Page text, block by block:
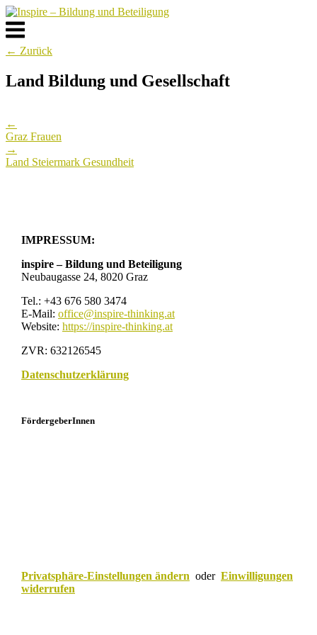
Skip
to
content
Menu
← Zurück
Land Bildung und Gesellschaft
navigation
←
Graz Frauen
→
Land Steiermark Gesundheit
IMPRESSUM:
inspire – Bildung und Beteiligung
Neubaugasse 24, 8020 Graz
Tel.: +43 676 580 3474
E-Mail: office@inspire-thinking.at
Website: https://inspire-thinking.at
ZVR: 632126545
Datenschutzerklärung
FördergeberInnen
Privatsphäre-Einstellungen ändern oder Einwilligungen
widerrufen